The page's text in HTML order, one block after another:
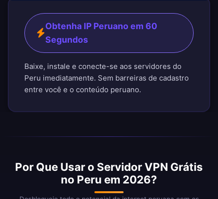
Obtenha IP Peruano em 60
Segundos
Baixe, instale e conecte-se aos servidores do
Peru imediatamente. Sem barreiras de cadastro
entre você e o conteúdo peruano.
Por Que Usar o Servidor VPN Grátis
no Peru em 2026?